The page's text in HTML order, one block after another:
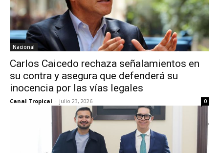
Nacional
Carlos Caicedo rechaza señalamientos en
su contra y asegura que defenderá su
inocencia por las vías legales
Canal Tropical - julio 23, 2026 0